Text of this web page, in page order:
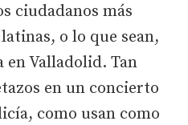
ciudadanos más
o lo que sean,
en Valladolid. Tan
en un concierto
como usan como